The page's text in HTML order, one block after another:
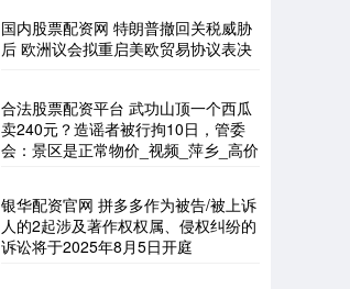
国内股票配资网 特朗普撤回关税威胁
后 欧洲议会拟重启美欧贸易协议表决
合法股票配资平台 武功山顶一个西瓜
卖240元？造谣者被行拘10日，管委
会：景区是正常物价_视频_萍乡_高价
银华配资官网 拼多多作为被告/被上诉
人的2起涉及著作权权属、侵权纠纷的
诉讼将于2025年8月5日开庭